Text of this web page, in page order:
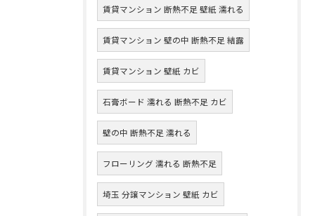
賃貸マンション 断熱不足 壁紙 濡れる
賃貸マンション 壁の中 断熱不足 結露
賃貸マンション 壁紙 カビ
石膏ボード 濡れる 断熱不足 カビ
壁の中 断熱不足 濡れる
フローリング 濡れる 断熱不足
埼玉 分譲マンション 壁紙 カビ